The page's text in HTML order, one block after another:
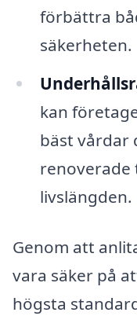
förbättra
säkerheten.
kan
bäst vårdar
livslängden.
Genom att
vara säker på
högsta